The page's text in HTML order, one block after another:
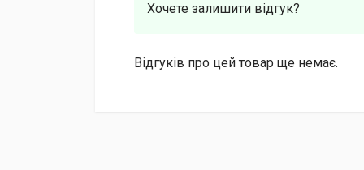
Хочете залишити відгук?
Відгуків про цей товар ще немає.